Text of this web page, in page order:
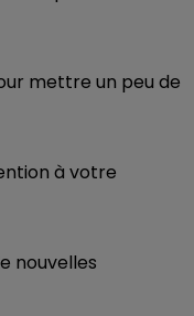
mettre un peu de
à votre
nouvelles